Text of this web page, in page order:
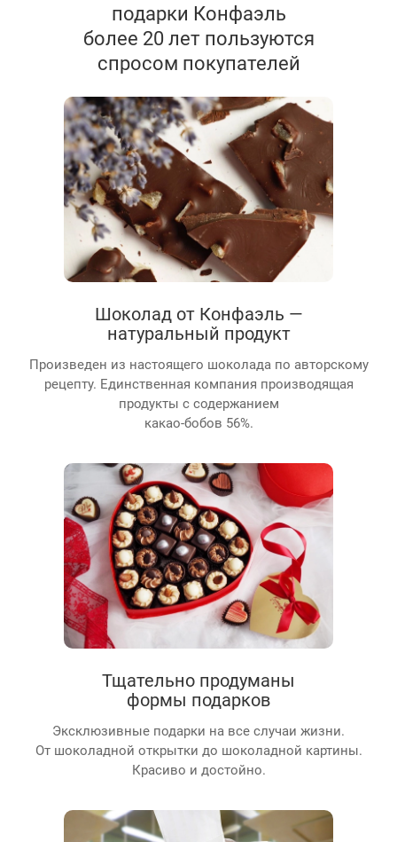
подарки Конфаэль
более 20 лет пользуются
спросом покупателей
Шоколад от Конфаэль —
натуральный продукт
Произведен из настоящего шоколада по авторскому
рецепту. Единственная компания производящая
продукты с содержанием
какао-бобов 56%.
Тщательно продуманы
формы подарков
Эксклюзивные подарки на все случаи жизни.
От шоколадной открытки до шоколадной картины.
Красиво и достойно.